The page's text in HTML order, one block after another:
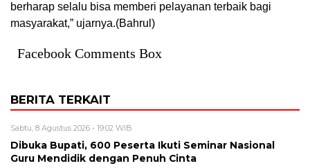
berharap selalu bisa memberi pelayanan terbaik bagi
masyarakat,” ujarnya.(Bahrul)
Facebook Comments Box
BERITA TERKAIT
Sabtu, 8 Agustus 2026 - 19:02 WIB
Dibuka Bupati, 600 Peserta Ikuti Seminar Nasional
Guru Mendidik dengan Penuh Cinta